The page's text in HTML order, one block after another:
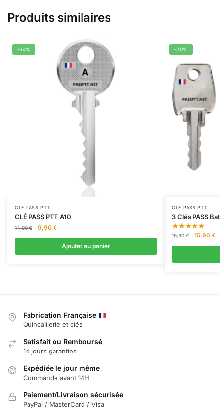
Produits similaires
-34%
CLE PASS PTT
CLÉ PASS PTT A10
14,90€
Le
était :
9,90 €Le
actuel
est :
Ajouter au panier
-20%
CLE PASS PTT
3 Clés PASS
19,90€
Le
prix
était :
15,90 €
Fabrication Française
Quincaillerie et clés
Satisfait ou Remboursé
14 jours garanties
Expédiée le jour même
Commande avant 14H
Paiement/Livraison sécurisée
PayPal / MasterCard / Visa